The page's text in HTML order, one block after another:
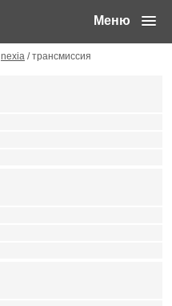
Меню
nexia/ трансмиссия